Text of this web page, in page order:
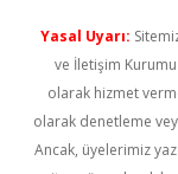
Yasal Uyarı:
ve İletişim Kurumu
olarak hizmet
olarak denetleme
Ancak, üyelerimiz